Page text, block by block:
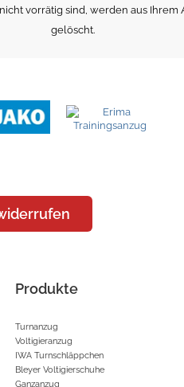
vorrätig sind, werden aus Ihrem
gelöscht.
Produkte
Turnanzug
Voltigieranzug
IWA Turnschläppchen
Bleyer Voltigierschuhe
Ganzanzug